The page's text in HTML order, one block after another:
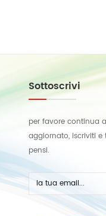
Sottoscrivi
per favore continua
aggiornato, iscriviti
pensi.